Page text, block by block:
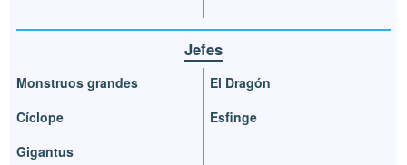
Jefes
Monstruos grandes
Cíclope
Gigantus
El Dragón
Esfinge